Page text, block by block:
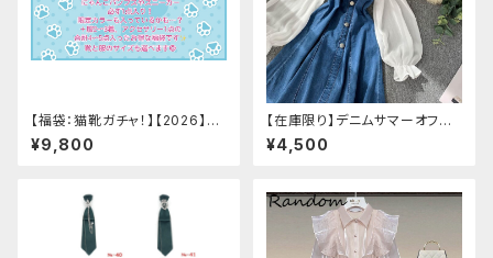
【福袋：猫靴ガチャ！】【2026】Mi
lky Rag 福袋
¥9,800
【在庫限り】デニムサマーオフシ
ョルダーワンピース（ミニ丈
¥4,500